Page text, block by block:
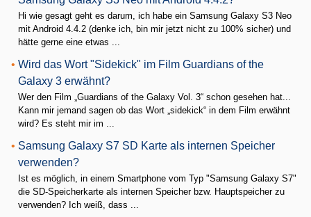
Hi wie gesagt geht es darum, ich habe ein Samsung Galaxy S3 Neo
mit Android 4.4.2 (denke ich, bin mir jetzt nicht zu 100% sicher) und
hätte gerne eine etwas ...
• Wird das Wort "Sidekick" im Film Guardians of the
Galaxy 3 erwähnt?
Wer den Film „Guardians of the Galaxy Vol. 3“ schon gesehen hat...
Kann mir jemand sagen ob das Wort „sidekick“ in dem Film erwähnt
wird? Es steht mir im ...
• Samsung Galaxy S7 SD Karte als internen Speicher
verwenden?
Ist es möglich, in einem Smartphone vom Typ "Samsung Galaxy S7"
die SD-Speicherkarte als internen Speicher bzw. Hauptspeicher zu
verwenden? Ich weiß, dass ...